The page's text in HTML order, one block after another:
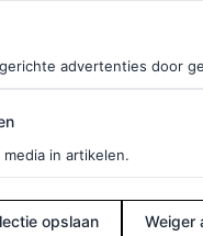
advertenties door
in artikelen.
opslaan Weiger